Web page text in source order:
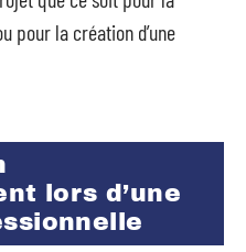
pour la création d’une
lors d’une